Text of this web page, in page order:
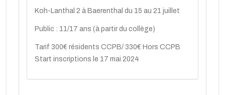
Koh-Lanthal 2 à Baerenthal du 15 au 21 juillet
Public : 11/17 ans (à partir du collège)
Tarif 300€ résidents CCPB/ 330€ Hors CCPB
Start inscriptions le 17 mai 2024